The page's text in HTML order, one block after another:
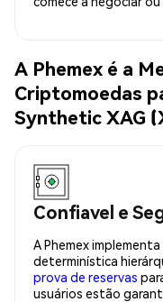
A Phemex é a
Criptomoedas
Synthetic XAG
Confiavel e
A Phemex
determinística
prova de reservas
usuários estão